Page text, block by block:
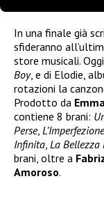
In una finale già
sfideranno
store musicali.
Boy, e di Elodie,
rotazioni la
Prodotto da
contiene 8 brani:
Perse,
Infinita La
brani, oltre a
Amoroso.